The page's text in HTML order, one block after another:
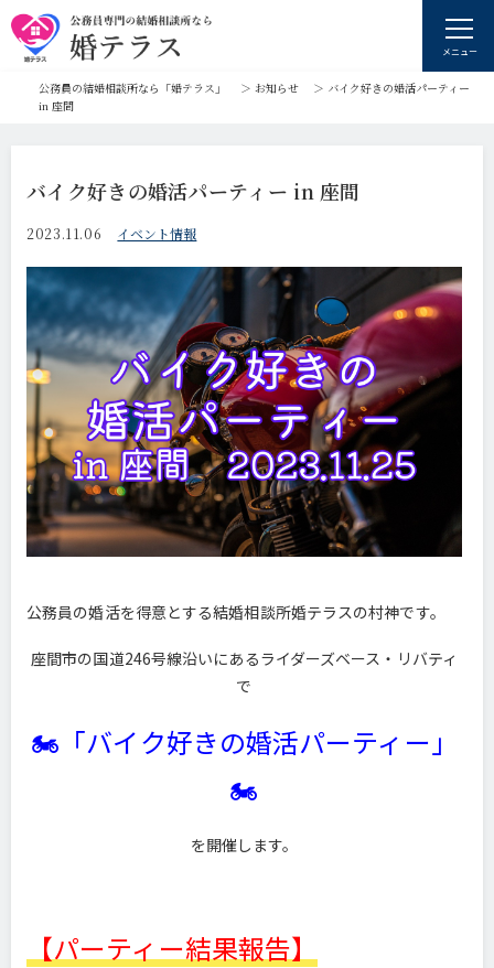
メニュー
公務員の結婚相談所なら「婚テラス」 ＞ お知らせ ＞ バイク好きの婚活パーティー
in 座間
バイク好きの婚活パーティー in 座間
2023.11.06 イベント情報
公務員の婚活を得意とする結婚相談所婚テラスの村神です。
座間市の国道246号線沿いにあるライダーズベース・リバティ
で
🏍「バイク好きの婚活パーティー」
🏍
を開催します。
【パーティー結果報告】